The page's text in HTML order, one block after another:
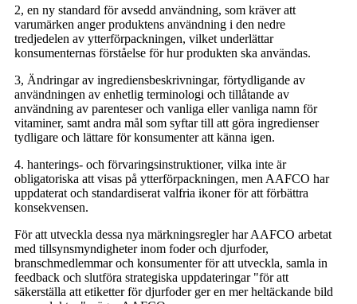
2, en ny standard för avsedd användning, som kräver att
varumärken anger produktens användning i den nedre
tredjedelen av ytterförpackningen, vilket underlättar
konsumenternas förståelse för hur produkten ska användas.
3, Ändringar av ingrediensbeskrivningar, förtydligande av
användningen av enhetlig terminologi och tillåtande av
användning av parenteser och vanliga eller vanliga namn för
vitaminer, samt andra mål som syftar till att göra ingredienser
tydligare och lättare för konsumenter att känna igen.
4. hanterings- och förvaringsinstruktioner, vilka inte är
obligatoriska att visas på ytterförpackningen, men AAFCO har
uppdaterat och standardiserat valfria ikoner för att förbättra
konsekvensen.
För att utveckla dessa nya märkningsregler har AAFCO arbetat
med tillsynsmyndigheter inom foder och djurfoder,
branschmedlemmar och konsumenter för att utveckla, samla in
feedback och slutföra strategiska uppdateringar "för att
säkerställa att etiketter för djurfoder ger en mer heltäckande bild